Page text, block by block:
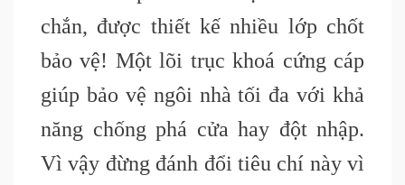
chắn, được thiết kế nhiều lớp chốt
bảo vệ! Một lõi trục khoá cứng cáp
giúp bảo vệ ngôi nhà tối đa với khả
năng chống phá cửa hay đột nhập.
Vì vậy đừng đánh đổi tiêu chí này vì